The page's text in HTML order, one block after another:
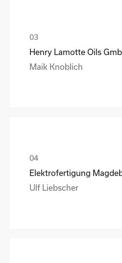
Henry Lamotte Oils
Maik Knoblich
Elektrofertigung
Ulf Liebscher